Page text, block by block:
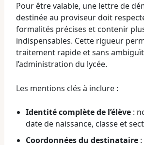
Pour être valable, une lettre de
destinée au proviseur doit
formalités précises et contenir
indispensables. Cette rigueur
traitement rapide et sans
l’administration du lycée.
Les mentions clés à inclure :
Identité complète de l’élève:
date de naissance, classe et
Coordonnées du destinataire: